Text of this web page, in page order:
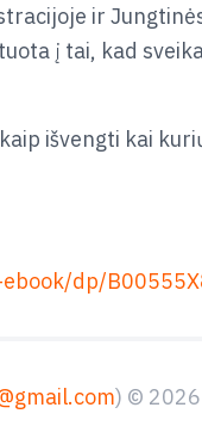
ir
į tai, kad
išvengti kai
dp/
) © 2026